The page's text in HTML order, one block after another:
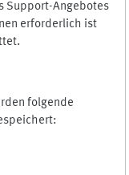
Support-Angebotes
erforderlich ist
folgende